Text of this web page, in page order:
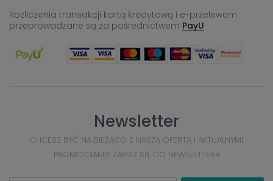
Rozliczenia transakcji kartą kredytową i e-przelewem
przeprowadzane są za pośrednictwem PayU
Newsletter
CHCESZ BYĆ NA BIEŻĄCO Z NASZĄ OFERTĄ I AKTUALNYMI
PROMOCJAMI? ZAPISZ SIĘ DO NEWSLETTERA